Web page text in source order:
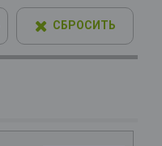
СБРОСИТЬ